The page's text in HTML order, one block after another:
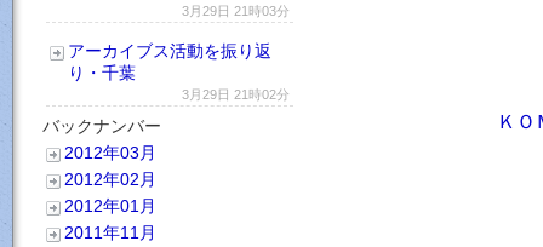
Ｋ
3月29日 21時03分
アーカイブス活動を振り返
り・千葉
3月29日 21時02分
バックナンバー
2012年03月
2012年02月
2012年01月
2011年11月